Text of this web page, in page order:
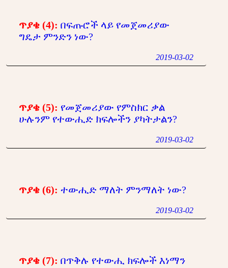
ጥያቄ (4): በፍጡሮች ላይ የመጀመሪያው
ግዴታ ምንድን ነው?
2019-03-02
ጥያቄ (5): የመጀመሪያው የምስክር ቃል
ሁሉንም የተውሒድ ክፍሎችን ያካትታልን?
2019-03-02
ጥያቄ (6): ተውሒድ ማለት ምንማለት ነው?
2019-03-02
ጥያቄ (7): በጥቅሉ የተውሒ ክፍሎች እነማን